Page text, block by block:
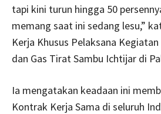
tapi kini turun hingga 50
memang saat ini sedang lesu,”
Kerja Khusus Pelaksana
dan Gas Tirat Sambu Ichtijar di
Ia mengatakan keadaan ini
Kontrak Kerja Sama di seluruh